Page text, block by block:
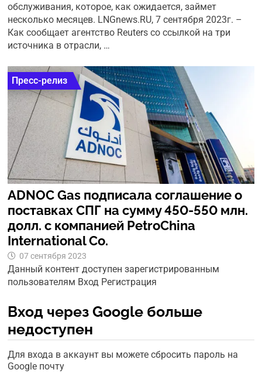
обслуживания, которое, как ожидается, займет
несколько месяцев. LNGnews.RU, 7 сентября 2023г. –
Как сообщает агентство Reuters со ссылкой на три
источника в отрасли, …
Пресс-релиз
ADNOC Gas подписала соглашение о
поставках СПГ на сумму 450-550 млн.
долл. с компанией PetroChina
International Co.
07 сентября 2023
Данный контент доступен зарегистрированным
пользователям Вход Регистрация
Вход через Google больше
недоступен
Для входа в аккаунт вы можете сбросить пароль на
Google почту